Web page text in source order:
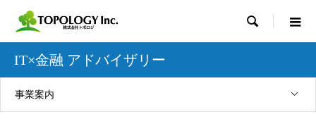

IT×金融 アドバイザリー
事業案内